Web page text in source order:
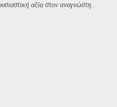
αξία στον αναγνώστη..